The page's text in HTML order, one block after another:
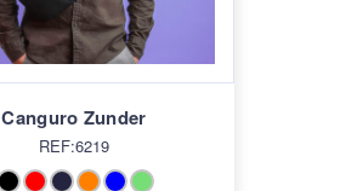
Canguro Zunder
REF:6219